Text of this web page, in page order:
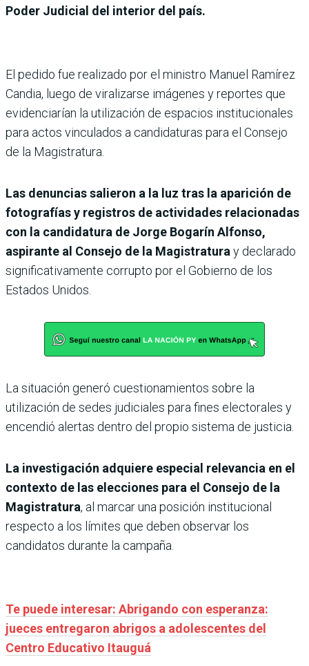
Poder Judicial del interior del país.
El pedido fue realizado por el ministro Manuel Ramírez
Candia, luego de viralizarse imágenes y reportes que
evidenciarían la utilización de espacios institucionales
para actos vinculados a candidaturas para el Consejo
de la Magistratura.
Las denuncias salieron a la luz tras la aparición de
fotografías y registros de actividades relacionadas
con la candidatura de Jorge Bogarín Alfonso,
aspirante al Consejo de la Magistratura y declarado
significativamente corrupto por el Gobierno de los
Estados Unidos.
La situación generó cuestionamientos sobre la
utilización de sedes judiciales para fines electorales y
encendió alertas dentro del propio sistema de justicia.
La investigación adquiere especial relevancia en el
contexto de las elecciones para el Consejo de la
Magistratura, al marcar una posición institucional
respecto a los límites que deben observar los
candidatos durante la campaña.
Te puede interesar: Abrigando con esperanza:
jueces entregaron abrigos a adolescentes del
Centro Educativo Itauguá